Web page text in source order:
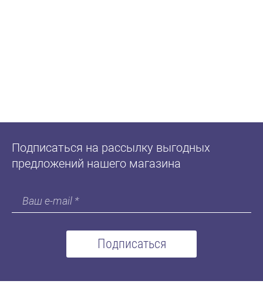
Подписаться на рассылку выгодных
предложений нашего магазина
Подписаться